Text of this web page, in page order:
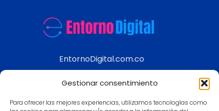
Gestionar consentimiento
Para ofrecer las mejores experiencias, utilizamos tecnologías como
EntornoDigital.com.co
modernos